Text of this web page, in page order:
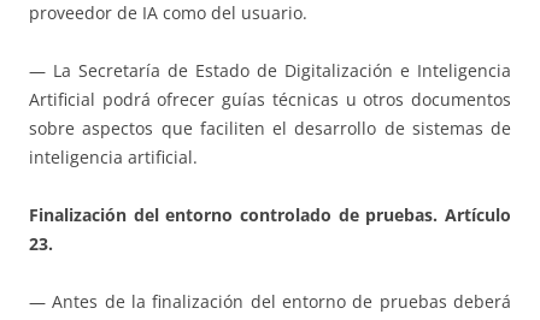
proveedor de IA como del usuario.
— La Secretaría de Estado de Digitalización e Inteligencia
Artificial podrá ofrecer guías técnicas u otros documentos
sobre aspectos que faciliten el desarrollo de sistemas de
inteligencia artificial.
Finalización del entorno controlado de pruebas. Artículo
23.
— Antes de la finalización del entorno de pruebas deberá